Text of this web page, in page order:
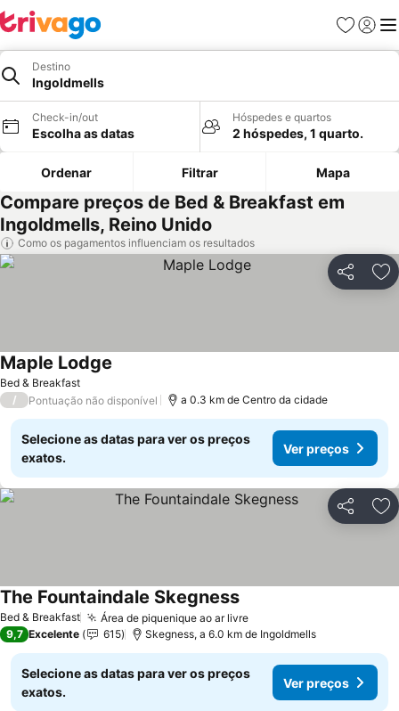
Favoritos
Iniciar
Destino
Ingoldmells
Check-in/out
Escolha as datas
Hóspedes e quartos
2 hóspedes, 1 quarto.
Ordenar Filtrar Mapa
Compare preços de Bed & Breakfast em
Ingoldmells, Reino Unido
Como os pagamentos influenciam os resultados
Partilhar
Bed & Breakfast
Maple Lodge
/ Pontuação não disponível a 0.3 km de Centro da cidade
Selecione as datas para ver os preços
exatos.
Ver preços
Partilhar
Bed & Breakfast Área de piquenique ao ar livreVer preços
The Fountaindale SkegnessVer preços
9,7 Excelente 615 Skegness, a 6.0 km de Ingoldmells
Selecione as datas para ver os preços
exatos.
Ver preços